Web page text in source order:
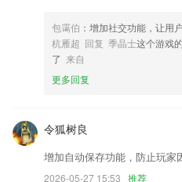
包霭伯 ：增加社交功能，让用
杭雁超 回复 季晶士这个游戏
了 来自
更多回复
令狐树良
增加自动保存功能，防止玩家
2026-05-27 15:53 推荐